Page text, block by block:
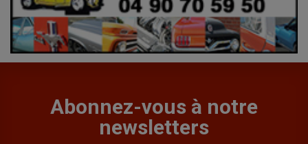
Abonnez-vous à notre
newsletters